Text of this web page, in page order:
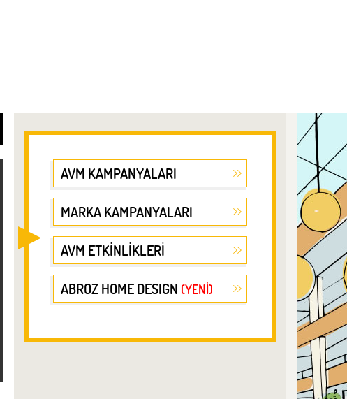
AVM KAMPANYALARI
MARKA KAMPANYALARI
AVM ETKİNLİKLERİ
ABROZ HOME DESIGN (YENİ)